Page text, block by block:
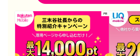
初期費用
3,850円
契約期間
なし
違約金
なし